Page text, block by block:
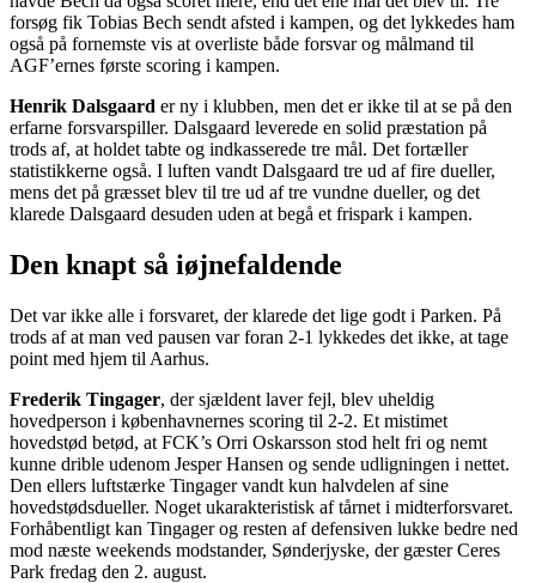
forsøg fik Tobias Bech sendt afsted i kampen, og det lykkedes ham
også på fornemste vis at overliste både forsvar og målmand til
AGF’ernes første scoring i kampen.
Henrik Dalsgaard er ny i klubben, men det er ikke til at se på den
erfarne forsvarspiller. Dalsgaard leverede en solid præstation på
trods af, at holdet tabte og indkasserede tre mål. Det fortæller
statistikkerne også. I luften vandt Dalsgaard tre ud af fire dueller,
mens det på græsset blev til tre ud af tre vundne dueller, og det
klarede Dalsgaard desuden uden at begå et frispark i kampen.
Den knapt så iøjnefaldende
Det var ikke alle i forsvaret, der klarede det lige godt i Parken. På
trods af at man ved pausen var foran 2-1 lykkedes det ikke, at tage
point med hjem til Aarhus.
Frederik Tingager, der sjældent laver fejl, blev uheldig
hovedperson i københavnernes scoring til 2-2. Et mistimet
hovedstød betød, at FCK’s Orri Oskarsson stod helt fri og nemt
kunne drible udenom Jesper Hansen og sende udligningen i nettet.
Den ellers luftstærke Tingager vandt kun halvdelen af sine
hovedstødsdueller. Noget ukarakteristisk af tårnet i midterforsvaret.
Forhåbentligt kan Tingager og resten af defensiven lukke bedre ned
mod næste weekends modstander, Sønderjyske, der gæster Ceres
Park fredag den 2. august.